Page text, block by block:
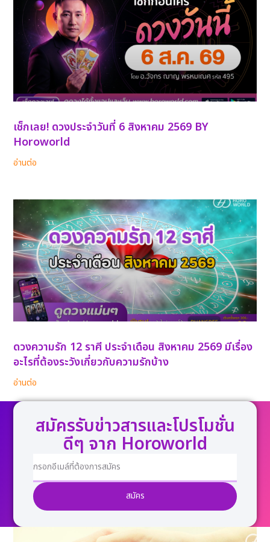
เช็กเลย! ดวงประจำวันที่ 6 สิงหาคม 2569 BY
Horoworld
อ่านต่อ
ดวงความรัก 12 ราศี ประจำเดือน สิงหาคม 2569 มีเรื่อง
อะไรที่ต้องระวังเกี่ยวกับความรักบ้าง
อ่านต่อ
สมัครรับข่าวสารและโปรโมชั่น
ดีๆ จาก Horoworld
สมัคร